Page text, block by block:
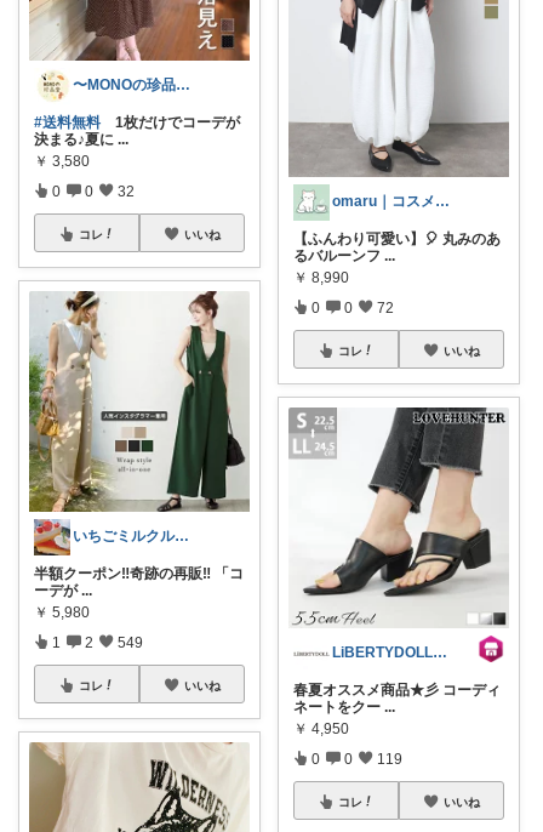
〜MONOの珍品堂〜
#送料無料 1枚だけでコーデが
決まる♪夏に ...
￥ 3,580
0 0 32
コレ いいね
いちごミルクル 育児 美容 洋服など
半額クーポン‼️奇跡の再販‼️ 「コ
ーデが ...
￥ 5,980
1 2 549
コレ いいね
omaru｜コスメと大人女子の暮らし
【ふんわり可愛い】🎈 丸みのあ
るバルーンフ ...
￥ 8,990
0 0 72
コレ いいね
LiBERTYDOLL@コレ！大歓迎
春夏オススメ商品★彡 コーディ
ネートをクー ...
￥ 4,950
0 0 119
コレ いいね